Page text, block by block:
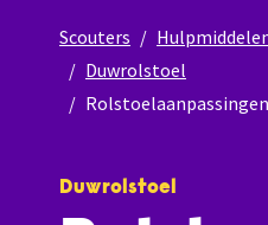
Scouters
Duwrolstoel
Duwrolstoel